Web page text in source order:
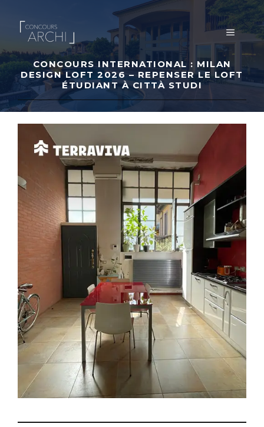
contenu
MENU
CONCOURS INTERNATIONAL : MILAN
DESIGN LOFT 2026 – REPENSER LE LOFT
ÉTUDIANT À CITTÀ STUDI